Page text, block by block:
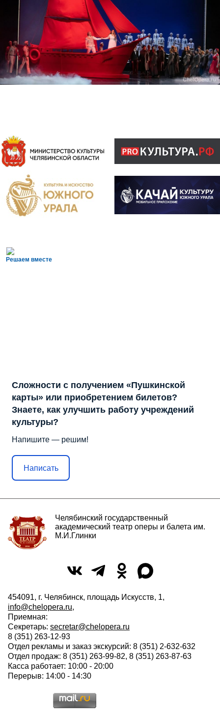
Решаем вместе
Сложности с получением «Пушкинской
карты» или приобретением билетов?
Знаете, как улучшить работу учреждений
культуры?
Напишите — решим!
Написать
Челябинский государственный
академический театр оперы и балета им.
М.И.Глинки
454091, г. Челябинск, площадь Искусств, 1,
info@chelopera.ru,
Приемная:
Секретарь: secretar@chelopera.ru
8 (351) 263-12-93
Отдел рекламы и заказ экскурсий: 8 (351) 2-632-632
Отдел продаж: 8 (351) 263-99-82, 8 (351) 263-87-63
Касса работает: 10:00 - 20:00
Перерыв: 14:00 - 14:30